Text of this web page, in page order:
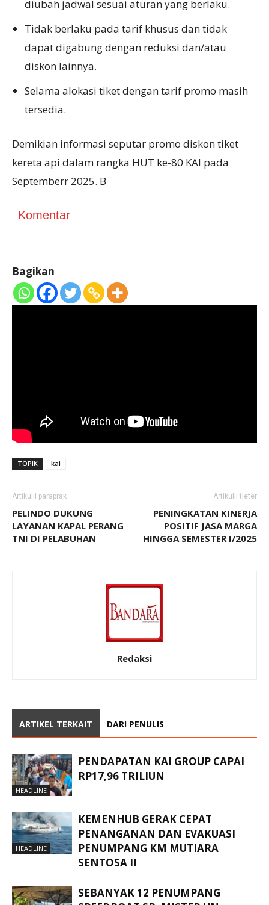
diubah jadwal sesuai aturan yang berlaku.
Tidak berlaku pada tarif khusus dan tidak
dapat digabung dengan reduksi dan/atau
diskon lainnya.
Selama alokasi tiket dengan tarif promo masih
tersedia.
Demikian informasi seputar promo diskon tiket
kereta api dalam rangka HUT ke-80 KAI pada
Septemberr 2025. B
Komentar
Bagikan
TOPIK kai
Artikulli paraprak
PELINDO DUKUNG
LAYANAN KAPAL PERANG
TNI DI PELABUHAN
Artikulli tjetër
PENINGKATAN KINERJA
POSITIF JASA MARGA
HINGGA SEMESTER I/2025
Redaksi
ARTIKEL TERKAIT DARI PENULIS
HEADLINE
PENDAPATAN KAI GROUP CAPAI
RP17,96 TRILIUN
HEADLINE
KEMENHUB GERAK CEPAT
PENANGANAN DAN EVAKUASI
PENUMPANG KM MUTIARA
SENTOSA II
SEBANYAK 12 PENUMPANG